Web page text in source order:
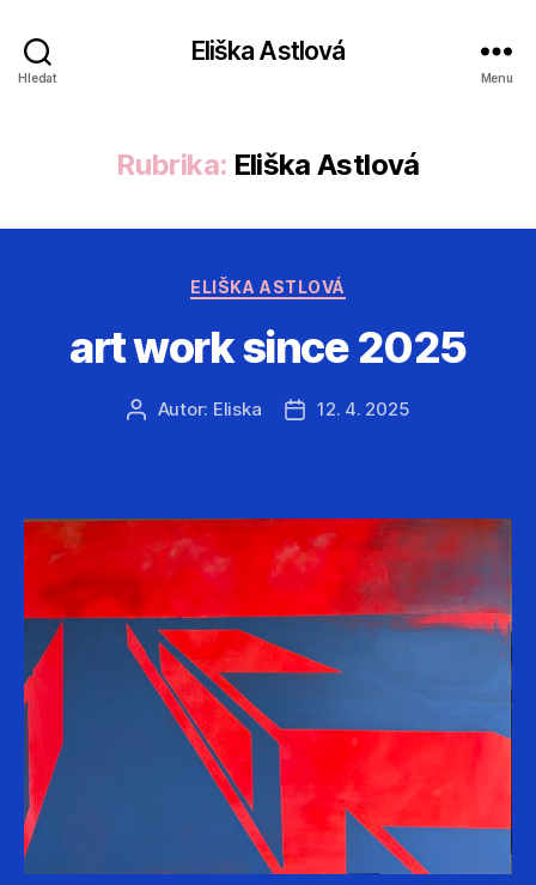
Hledat
Eliška Astlová
Menu
Rubrika: Eliška Astlová
Rubriky
ELIŠKA ASTLOVÁ
art work since 2025
AutorAutor: Eliska
Datum
12. 4. 2025